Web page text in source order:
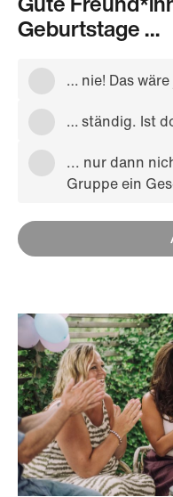
Geburtstage …
… nie! Das
… ständig. Ist
... nur dann
Gruppe ein